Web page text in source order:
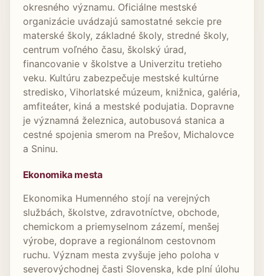
okresného významu. Oficiálne mestské
organizácie uvádzajú samostatné sekcie pre
materské školy, základné školy, stredné školy,
centrum voľného času, školský úrad,
financovanie v školstve a Univerzitu tretieho
veku. Kultúru zabezpečuje mestské kultúrne
stredisko, Vihorlatské múzeum, knižnica, galéria,
amfiteáter, kiná a mestské podujatia. Dopravne
je významná železnica, autobusová stanica a
cestné spojenia smerom na Prešov, Michalovce
a Sninu.
Ekonomika mesta
Ekonomika Humenného stojí na verejných
službách, školstve, zdravotníctve, obchode,
chemickom a priemyselnom zázemí, menšej
výrobe, doprave a regionálnom cestovnom
ruchu. Význam mesta zvyšuje jeho poloha v
severovýchodnej časti Slovenska, kde plní úlohu